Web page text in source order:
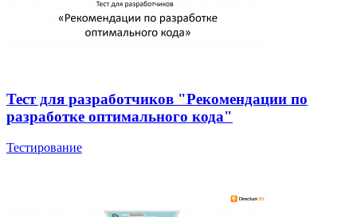
Тест для разработчиков "Рекомендации по
разработке оптимального кода"
Тестирование